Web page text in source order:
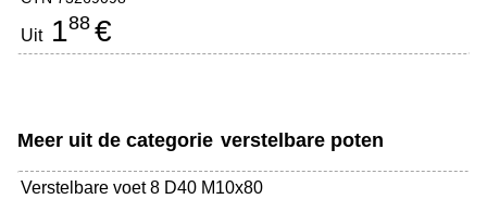
Uit188 €
Meer uit de categorie verstelbare poten
Verstelbare voet 8 D40 M10x80